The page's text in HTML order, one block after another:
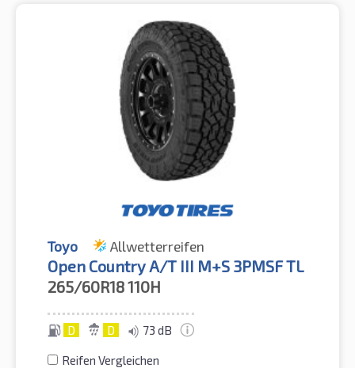
Toyo Allwetterreifen
Open Country A/T III M+S 3PMSF TL
265/60R18110H
D D 73 dB
Reifen Vergleichen